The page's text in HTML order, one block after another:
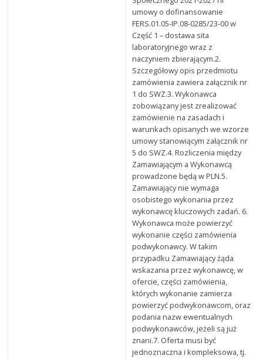
umowy o dofinansowanie
FERS.01.05-IP.08-0285/23-00 w
Część 1 – dostawa sita
laboratoryjnego wraz z
naczyniem zbierającym.2.
Szczegółowy opis przedmiotu
zamówienia zawiera załącznik nr
1 do SWZ.3. Wykonawca
zobowiązany jest zrealizować
zamówienie na zasadach i
warunkach opisanych we wzorze
umowy stanowiącym załącznik nr
5 do SWZ.4. Rozliczenia między
Zamawiającym a Wykonawcą
prowadzone będą w PLN.5.
Zamawiający nie wymaga
osobistego wykonania przez
wykonawcę kluczowych zadań. 6.
Wykonawca może powierzyć
wykonanie części zamówienia
podwykonawcy. W takim
przypadku Zamawiający żąda
wskazania przez wykonawcę, w
ofercie, części zamówienia,
których wykonanie zamierza
powierzyć podwykonawcom, oraz
podania nazw ewentualnych
podwykonawców, jeżeli są już
znani.7. Oferta musi być
jednoznaczna i kompleksowa, tj.